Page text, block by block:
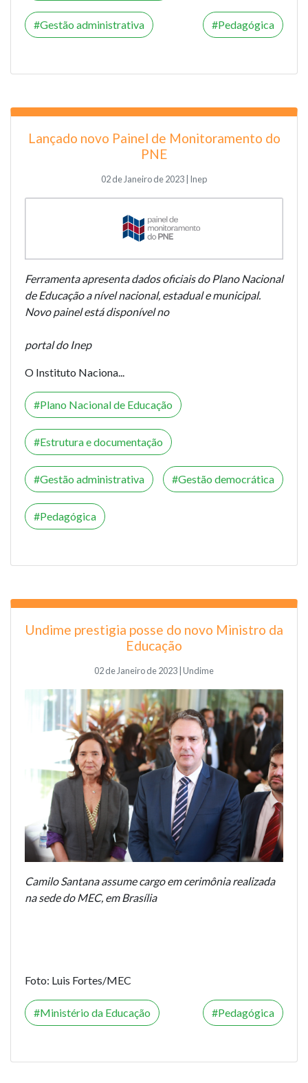
Gestão administrativa Pedagógica
Lançado novo Painel de Monitoramento do
PNE
02 de Janeiro de 2023 | Inep
Ferramenta apresenta dados oficiais do Plano Nacional
de Educação a nível nacional, estadual e municipal.
Novo painel está disponível no
portal do Inep
O Instituto Naciona...
Plano Nacional de Educação
Estrutura e documentação
Gestão administrativa Gestão democrática
Pedagógica
Undime prestigia posse do novo Ministro da
Educação
02 de Janeiro de 2023 | Undime
Camilo Santana assume cargo em cerimônia realizada
na sede do MEC, em Brasília
Foto: Luis Fortes/MEC
Ministério da Educação Pedagógica